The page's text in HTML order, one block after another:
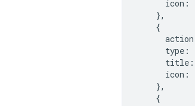
icon :
},
{
action
type :
title :
icon :
},
{